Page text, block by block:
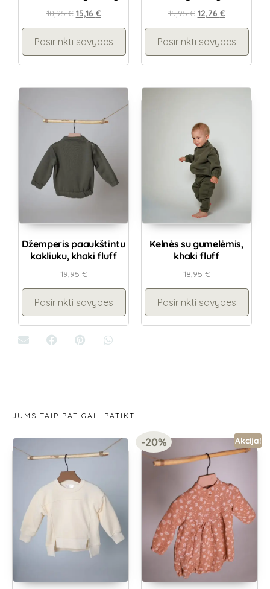
18,95€ 15,16 €
Pasirinkti savybes
15,95€ 12,76 €
Pasirinkti savybes
Džemperis paaukštintu
kakliuku, khaki fluff
19,95 €
Pasirinkti savybes
Kelnės su gumelėmis,
khaki fluff
18,95 €
Pasirinkti savybes
JUMS TAIP PAT GALI PATIKTI:
Akcija!
-20%